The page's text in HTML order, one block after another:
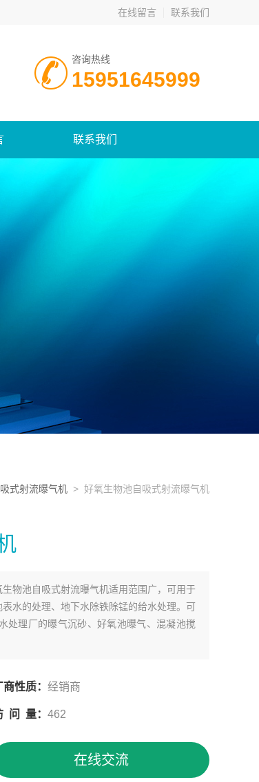
在线留言 联系我们
咨询热线
15951645999
联系我们
式射流曝气机 > 好氧生物池自吸式射流曝气机
物池自吸式射流曝气机适用范围广，可用于
水的处理、地下水除铁除锰的给水处理。可
处理厂的曝气沉砂、好氧池曝气、混凝池搅
商性质： 经销商
问 量： 462
在线交流